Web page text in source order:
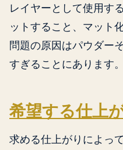
レイヤーとして使用す
ットすること、マット
問題の原因はパウダー
すぎることにあります。
希望する仕上
求める仕上がりによっ